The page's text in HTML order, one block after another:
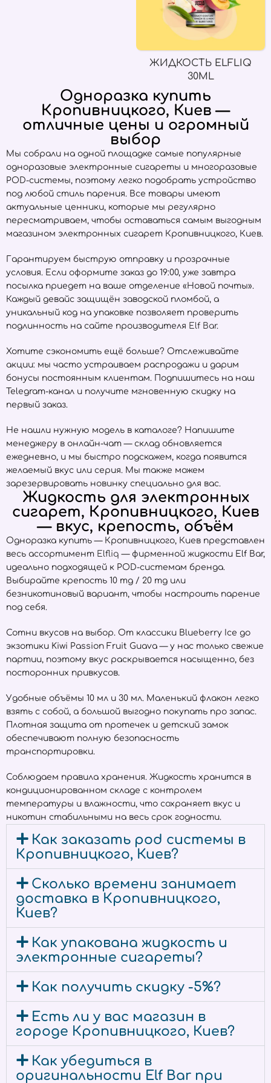
ЖИДКОСТЬ ELFLIQ
30ML
Одноразка купить
Кропивницкого, Киев —
отличные цены и огромный
выбор
Мы собрали на одной площадке самые популярные
одноразовые электронные сигареты и многоразовые
POD-системы, поэтому легко подобрать устройство
под любой стиль парения. Все товары имеют
актуальные ценники, которые мы регулярно
пересматриваем, чтобы оставаться самым выгодным
магазином электронных сигарет Кропивницкого, Киев.
Гарантируем быструю отправку и прозрачные
условия. Если оформите заказ до 19:00, уже завтра
посылка приедет на ваше отделение «Новой почты».
Каждый девайс защищён заводской пломбой, а
уникальный код на упаковке позволяет проверить
подлинность на сайте производителя Elf Bar.
Хотите сэкономить ещё больше? Отслеживайте
акции: мы часто устраиваем распродажи и дарим
бонусы постоянным клиентам. Подпишитесь на наш
Telegram-канал и получите мгновенную скидку на
первый заказ.
Не нашли нужную модель в каталоге? Напишите
менеджеру в онлайн-чат — склад обновляется
ежедневно, и мы быстро подскажем, когда появится
желаемый вкус или серия. Мы также можем
зарезервировать новинку специально для вас.
Жидкость для электронных
сигарет, Кропивницкого, Киев
— вкус, крепость, объём
Одноразка купить — Кропивницкого, Киев представлен
весь ассортимент Elfliq — фирменной жидкости Elf Bar,
идеально подходящей к POD-системам бренда.
Выбирайте крепость 10 mg / 20 mg или
безникотиновый вариант, чтобы настроить парение
под себя.
Сотни вкусов на выбор. От классики Blueberry Ice до
экзотики Kiwi Passion Fruit Guava — у нас только свежие
партии, поэтому вкус раскрывается насыщенно, без
посторонних привкусов.
Удобные объёмы 10 мл и 30 мл. Маленький флакон легко
взять с собой, а большой выгодно покупать про запас.
Плотная защита от протечек и детский замок
обеспечивают полную безопасность
транспортировки.
Соблюдаем правила хранения. Жидкость хранится в
кондиционированном складе с контролем
температуры и влажности, что сохраняет вкус и
никотин стабильными на весь срок годности.
Как заказать pod системы в
Кропивницкого, Киев?
Сколько времени занимает
доставка в Кропивницкого,
Киев?
Как упакована жидкость и
электронные сигареты?
Как получить скидку -5%?
Есть ли у вас магазин в
городе Кропивницкого, Киев?
Как убедиться в
оригинальности Elf Bar при